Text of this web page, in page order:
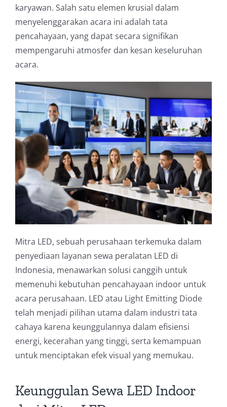
karyawan. Salah satu elemen krusial dalam
menyelenggarakan acara ini adalah tata
pencahayaan, yang dapat secara signifikan
mempengaruhi atmosfer dan kesan keseluruhan
acara.
Mitra LED, sebuah perusahaan terkemuka dalam
penyediaan layanan sewa peralatan LED di
Indonesia, menawarkan solusi canggih untuk
memenuhi kebutuhan pencahayaan indoor untuk
acara perusahaan. LED atau Light Emitting Diode
telah menjadi pilihan utama dalam industri tata
cahaya karena keunggulannya dalam efisiensi
energi, kecerahan yang tinggi, serta kemampuan
untuk menciptakan efek visual yang memukau.
Keunggulan Sewa LED Indoor